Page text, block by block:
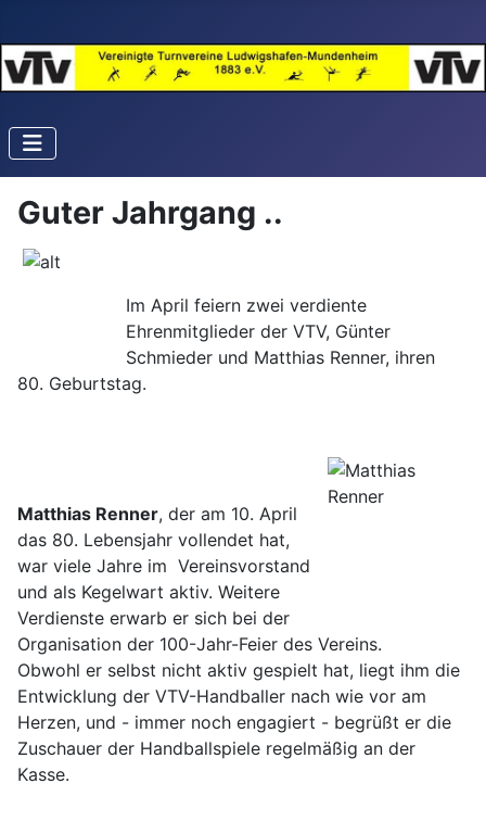
Guter Jahrgang ..
Im April feiern zwei verdiente
Ehrenmitglieder der VTV, Günter
Schmieder und Matthias Renner, ihren
80. Geburtstag.
Matthias Renner, der am 10. April
das 80. Lebensjahr vollendet hat,
war viele Jahre im ­ Vereinsvorstand
und als Kegelwart aktiv. Weitere
Verdienste erwarb er sich bei der
Organisation der 100-Jahr-Feier des Vereins.
Obwohl er selbst nicht aktiv gespielt hat, liegt ihm die
Entwicklung der VTV-Handballer nach wie vor am
Herzen, und - immer noch engagiert - begrüßt er die
Zuschauer der Handballspiele regelmäßig an der
Kasse.